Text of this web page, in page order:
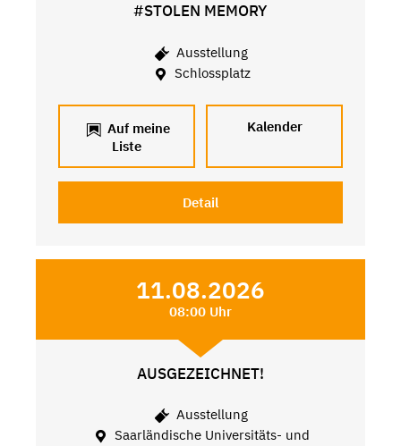
#STOLEN MEMORY
Ausstellung
Schlossplatz
Auf meine
Liste
Kalender
Detail
11.08.2026
08:00 Uhr
AUSGEZEICHNET!
Ausstellung
Saarländische Universitäts- und